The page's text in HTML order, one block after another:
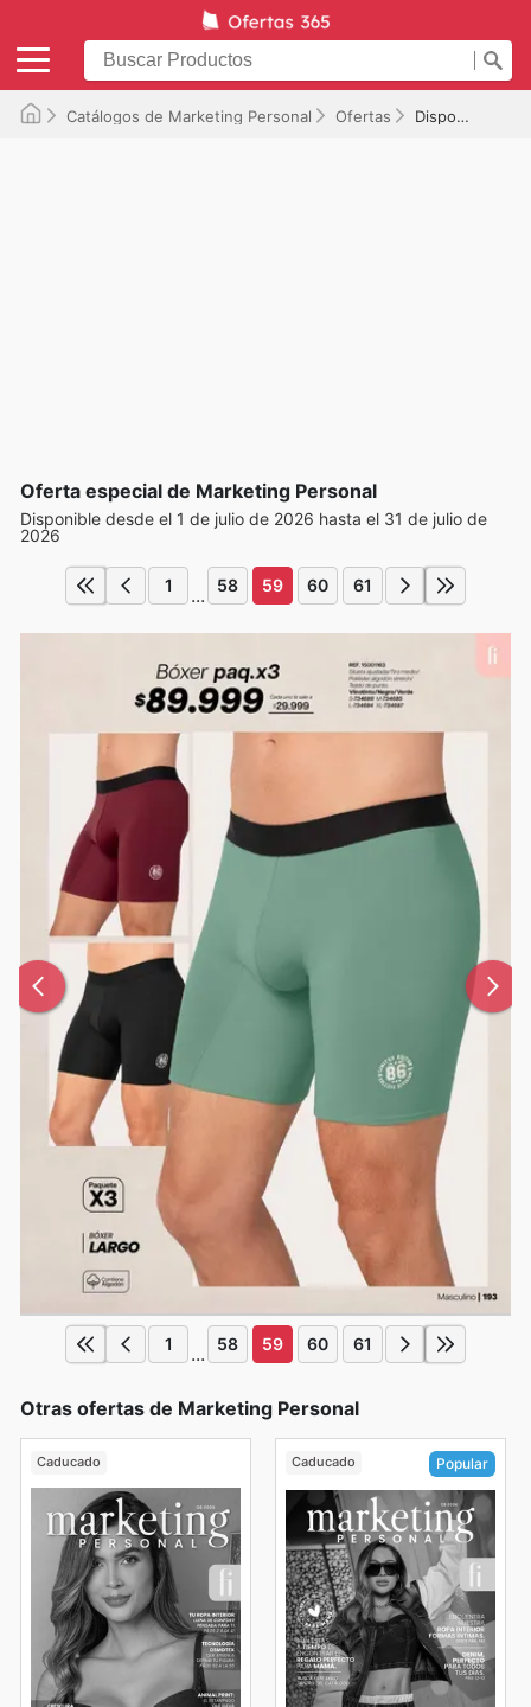
Catálogos de Marketing Personal Ofertas Disponible hasta el 31/07/2026
Oferta especial de Marketing Personal
Disponible desde el 1 de julio de 2026 hasta el 31 de julio de
2026
1 ... 58 59 60 61
1 ... 58 59 60 61
Otras ofertas de Marketing Personal
Caducado Caducado Popular